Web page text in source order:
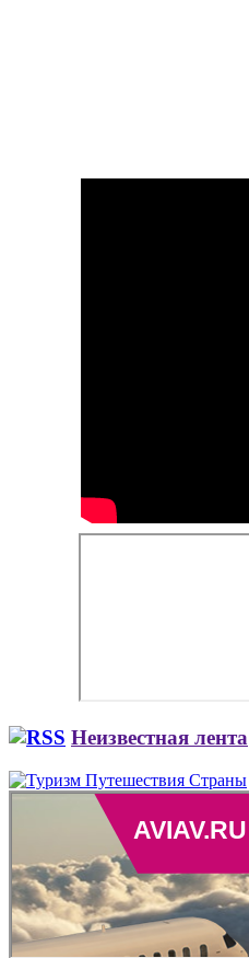
Неизвестная лента